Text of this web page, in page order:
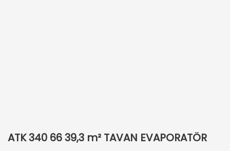
ATK 340 66 39,3 m² TAVAN EVAPORATÖR